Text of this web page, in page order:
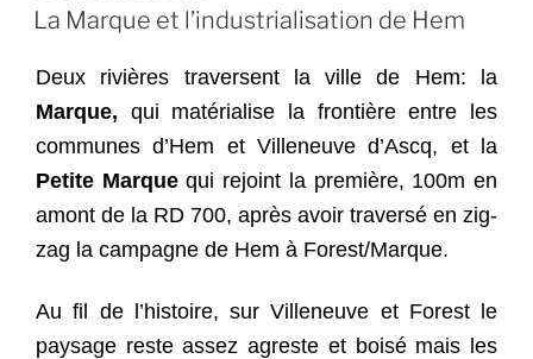
LE
La Marque et l’industrialisation de Hem
Deux rivières traversent la ville de Hem: la
Marque, qui matérialise la frontière entre les
communes d’Hem et Villeneuve d’Ascq, et la
Petite Marquequi rejoint la première, 100m en
amont de la RD 700, après avoir traversé en zig-
zag la campagne de Hem à Forest/Marque.
Au fil de l’histoire, sur Villeneuve et Forest le
paysage reste assez agreste et boisé mais les